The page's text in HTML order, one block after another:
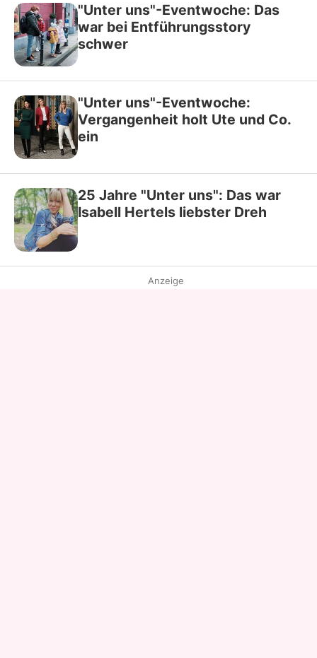
"Unter uns"-Eventwoche: Das
war bei Entführungsstory
schwer
"Unter uns"-Eventwoche:
Vergangenheit holt Ute und Co.
ein
25 Jahre "Unter uns": Das war
Isabell Hertels liebster Dreh
Anzeige